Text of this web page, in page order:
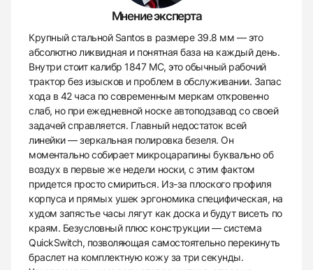
Мнение эксперта
Крупный стальной Santos в размере 39.8 мм — это
абсолютно ликвидная и понятная база на каждый день.
Внутри стоит калибр 1847 MC, это обычный рабочий
трактор без изысков и проблем в обслуживании. Запас
хода в 42 часа по современным меркам откровенно
слаб, но при ежедневной носке автоподзавод со своей
задачей справляется. Главный недостаток всей
линейки — зеркальная полировка безеля. Он
моментально собирает микроцарапины буквально об
воздух в первые же недели носки, с этим фактом
придется просто смириться. Из-за плоского профиля
корпуса и прямых ушек эргономика специфическая, на
худом запястье часы лягут как доска и будут висеть по
краям. Безусловный плюс конструкции — система
QuickSwitch, позволяющая самостоятельно перекинуть
браслет на комплектную кожу за три секунды.